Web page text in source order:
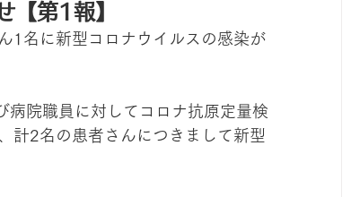
【第1報】
1名に新型コロナウイルスの感染が
病院職員に対してコロナ抗原定量検
計2名の患者さんにつきまして新型